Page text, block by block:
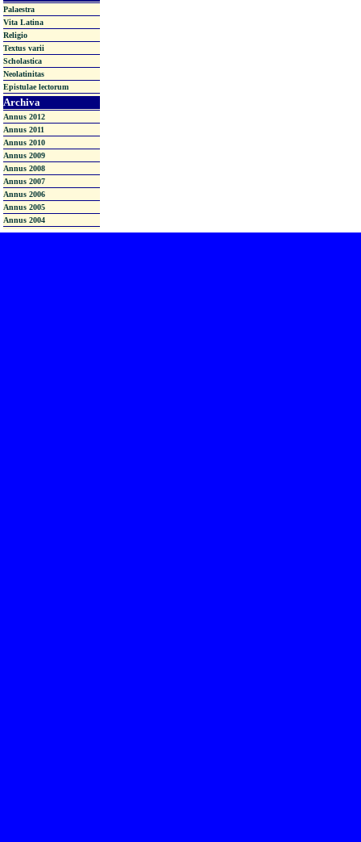
Palaestra
Vita Latina
Religio
Textus varii
Scholastica
Neolatinitas
Epistulae lectorum
Archiva
Annus 2012
Annus 2011
Annus 2010
Annus 2009
Annus 2008
Annus 2007
Annus 2006
Annus 2005
Annus 2004